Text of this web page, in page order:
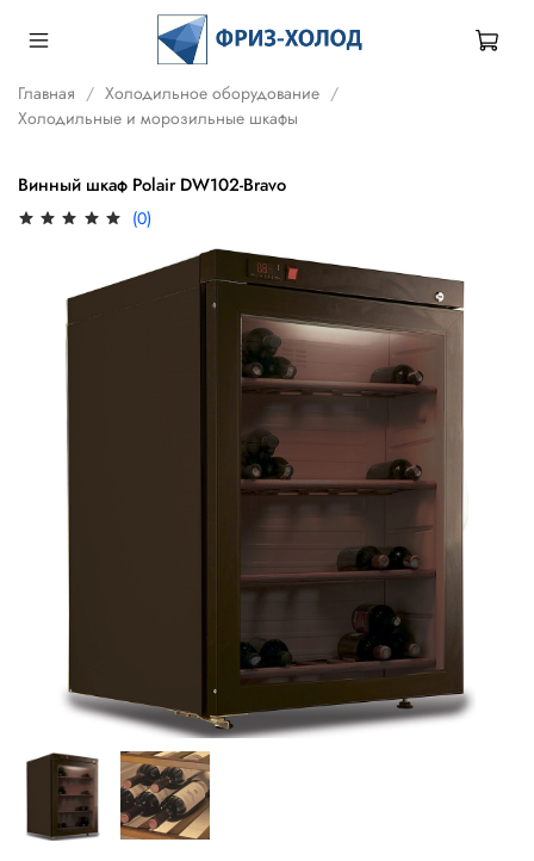
Главная
Холодильное оборудование
Холодильные и морозильные шкафы
Винный шкаф Polair DW102-Bravo
(0)